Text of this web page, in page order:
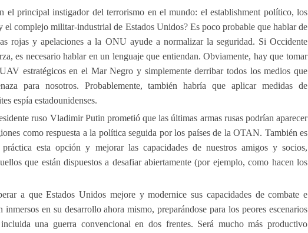
el principal instigador del terrorismo en el mundo: el establishment político, los
el complejo militar-industrial de Estados Unidos? Es poco probable que hablar de
rojas y apelaciones a la ONU ayude a normalizar la seguridad. Si Occidente
es necesario hablar en un lenguaje que entiendan. Obviamente, hay que tomar
estratégicos en el Mar Negro y simplemente derribar todos los medios que
para nosotros. Probablemente, también habría que aplicar medidas de
espía estadounidenses.
ruso Vladimir Putin prometió que las últimas armas rusas podrían aparecer
como respuesta a la política seguida por los países de la OTAN. También es
esta opción y mejorar las capacidades de nuestros amigos y socios,
que están dispuestos a desafiar abiertamente (por ejemplo, como hacen los
a que Estados Unidos mejore y modernice sus capacidades de combate e
inmersos en su desarrollo ahora mismo, preparándose para los peores escenarios
una guerra convencional en dos frentes. Será mucho más productivo